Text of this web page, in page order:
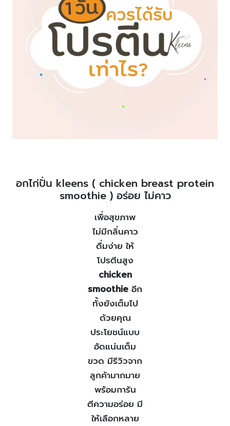
อกไก่ปั่น kleens ( chicken breast protein
smoothie ) อร่อย ไม่คาว
เพื่อสุขภาพ
ไม่มีกลิ่นคาว
ดื่มง่าย ให้
โปรตีนสูง
chicken
smoothie อีก
ทั้งยังเต็มไป
ด้วยคุณ
ประโยชน์แบบ
อัดแน่นเต็ม
ขวด มีรีวิวจาก
ลูกค้ามากมาย
พร้อมการัน
ตีความอร่อย มี
ให้เลือกหลาย